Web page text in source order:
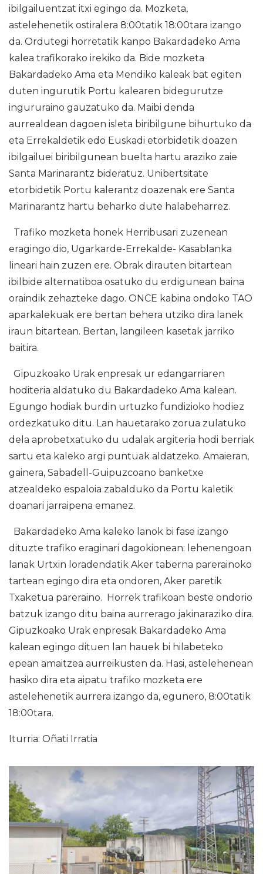
ibilgailuentzat itxi egingo da. Mozketa,
astelehenetik ostiralera 8:00tatik 18:00tara izango
da. Ordutegi horretatik kanpo Bakardadeko Ama
kalea trafikorako irekiko da. Bide mozketa
Bakardadeko Ama eta Mendiko kaleak bat egiten
duten ingurutik Portu kalearen bidegurutze
ingururaino gauzatuko da. Maibi denda
aurrealdean dagoen isleta biribilgune bihurtuko da
eta Errekaldetik edo Euskadi etorbidetik doazen
ibilgailuei biribilgunean buelta hartu araziko zaie
Santa Marinarantz bideratuz. Unibertsitate
etorbidetik Portu kalerantz doazenak ere Santa
Marinarantz hartu beharko dute halabeharrez.
Trafiko mozketa honek Herribusari zuzenean
eragingo dio, Ugarkarde-Errekalde- Kasablanka
lineari hain zuzen ere. Obrak dirauten bitartean
ibilbide alternatiboa osatuko du erdigunean baina
oraindik zehazteke dago. ONCE kabina ondoko TAO
aparkalekuak ere bertan behera utziko dira lanek
iraun bitartean. Bertan, langileen kasetak jarriko
baitira.
Gipuzkoako Urak enpresak ur edangarriaren
hoditeria aldatuko du Bakardadeko Ama kalean.
Egungo hodiak burdin urtuzko fundizioko hodiez
ordezkatuko ditu. Lan hauetarako zorua zulatuko
dela aprobetxatuko du udalak argiteria hodi berriak
sartu eta kaleko argi puntuak aldatzeko. Amaieran,
gainera, Sabadell-Guipuzcoano banketxe
atzealdeko espaloia zabalduko da Portu kaletik
doanari jarraipena emanez.
Bakardadeko Ama kaleko lanok bi fase izango
dituzte trafiko eraginari dagokionean: lehenengoan
lanak Urtxin loradendatik Aker taberna parerainoko
tartean egingo dira eta ondoren, Aker paretik
Txaketua pareraino. Horrek trafikoan beste ondorio
batzuk izango ditu baina aurrerago jakinaraziko dira.
Gipuzkoako Urak enpresak Bakardadeko Ama
kalean egingo dituen lan hauek bi hilabeteko
epean amaitzea aurreikusten da. Hasi, astelehenean
hasiko dira eta aipatu trafiko mozketa ere
astelehenetik aurrera izango da, egunero, 8:00tatik
18:00tara.
Iturria: Oñati Irratia